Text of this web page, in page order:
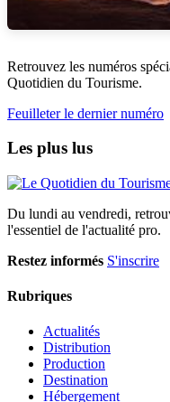
Retrouvez les numéros
Quotidien du Tourisme.
Feuilleter le dernier numéro
Les plus lus
Du lundi au vendredi,
l'essentiel de l'actualité pro.
Restez informés S'inscrire
Rubriques
Actualités
Distribution
Production
Destination
Hébergement